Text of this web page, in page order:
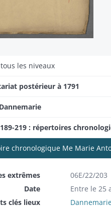
les niveaux
postérieur à 1791
219 : répertoires
chronologique Me Marie
extrêmes
06E/22/203
Date
Entre le 25
clés lieux